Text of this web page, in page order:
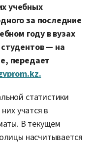
учебных
за последние
году в вузах
— на
передает
статистики
учатся в
В текущем
насчитывается